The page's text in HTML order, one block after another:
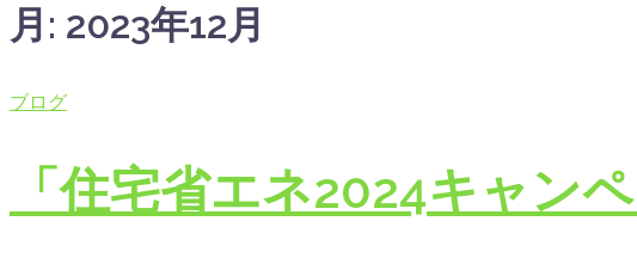
月: 2023年12月
ブログ
「住宅省エネ2024キャン